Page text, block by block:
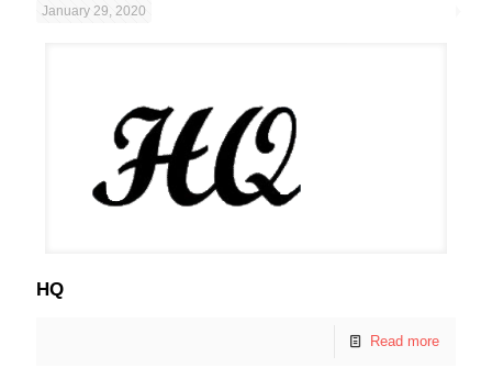
January 29, 2020
HQ
Read more